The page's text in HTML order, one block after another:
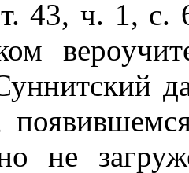
43, ч. 1,
не